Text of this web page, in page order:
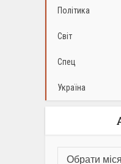
Політика
Світ
Спец
Україна